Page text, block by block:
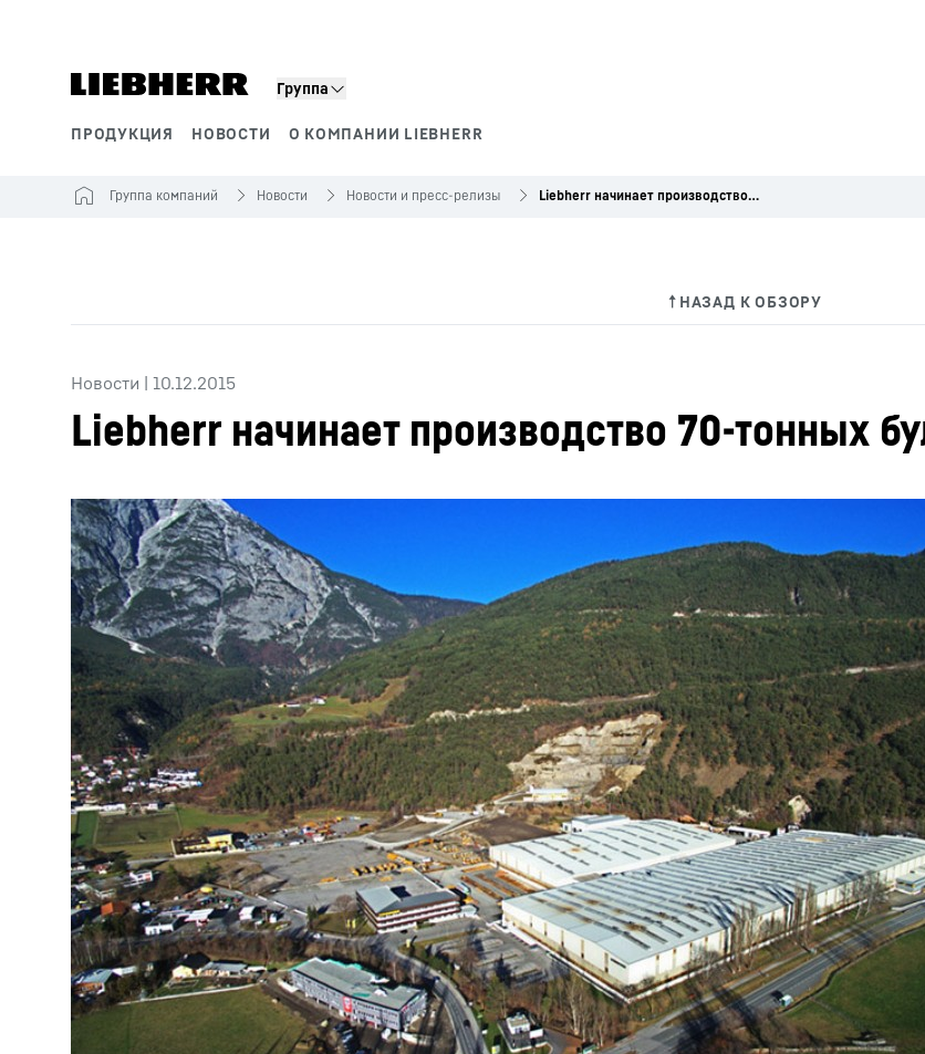
Группа
ПРОДУКЦИЯ НОВОСТИ О КОМПАНИИ LIEBHERR
Подробнее о компании Карьера в
Группа компаний Новости Новости и пресс-релизы Liebherr начинает производство 70-тонных бульдозеров
Новости | 10.12.2015
Liebherr начинает производство 70-тонных